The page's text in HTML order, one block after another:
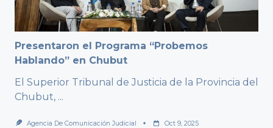
Presentaron el Programa “Probemos
Hablando” en Chubut
El Superior Tribunal de Justicia de la Provincia del
Chubut, ...
Agencia De Comunicación Judicial Oct 9, 2025